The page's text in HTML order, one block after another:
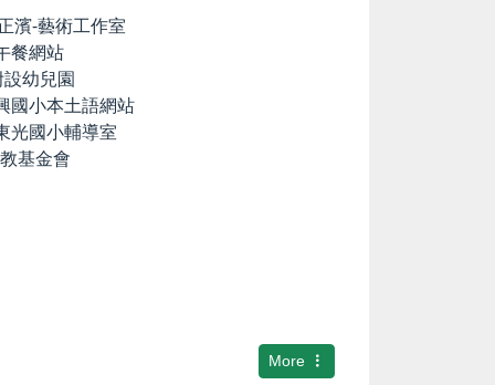
濱-藝術工作室
餐網站
幼兒園
國小本土語網站
光國小輔導室
基金會
More